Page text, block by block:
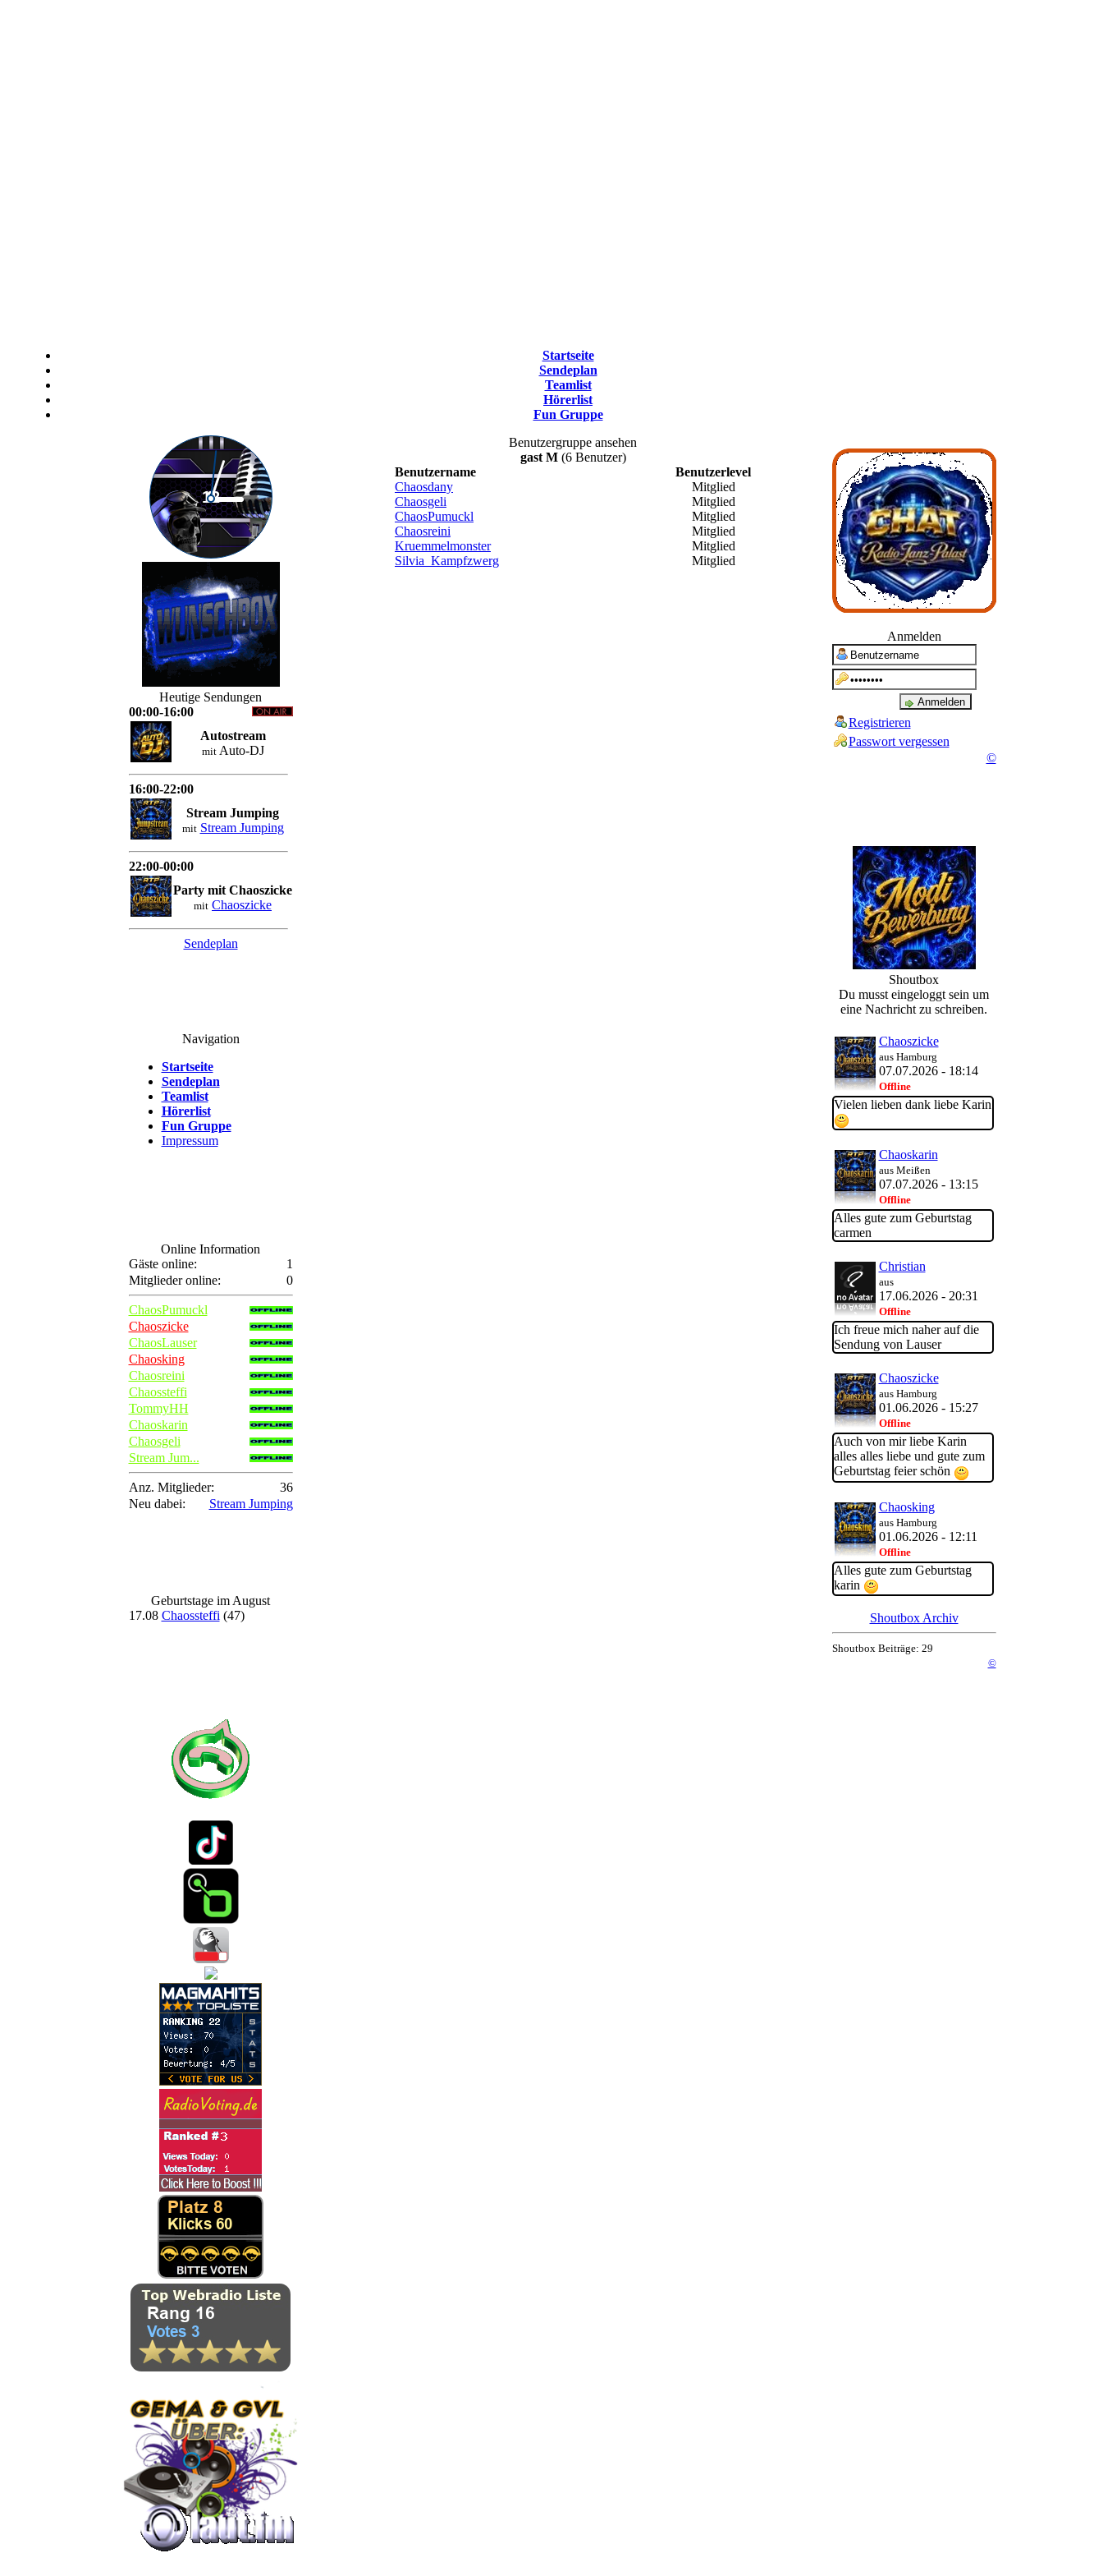
Startseite
Sendeplan
Teamlist
Hörerlist
Fun Gruppe
Heutige Sendungen
00:00-16:00
Autostream
mitAuto-DJ
16:00-22:00
Stream Jumping
mit Stream Jumping
22:00-00:00
Party mit Chaoszicke
mit Chaoszicke
Sendeplan
Navigation
Startseite
Sendeplan
Teamlist
Hörerlist
Fun Gruppe
Impressum
Online Information
Gäste online:
1
Mitglieder online:
0
ChaosPumuckl
Chaoszicke
ChaosLauser
Chaosking
Chaosreini
Chaossteffi
TommyHH
Chaoskarin
Chaosgeli
Stream Jum...
Anz. Mitglieder:
36
Neu dabei:
Stream Jumping
Geburtstage im August
17.08 Chaossteffi (47)
Benutzergruppe ansehen
gast M(6 Benutzer)
Benutzername
Benutzerlevel
Chaosdany
Mitglied
Chaosgeli
Mitglied
ChaosPumuckl
Mitglied
Chaosreini
Mitglied
Kruemmelmonster
Mitglied
Silvia_Kampfzwerg
Mitglied
Anmelden
Registrieren
Passwort vergessen
©
Shoutbox
Du musst eingeloggt sein um
eine Nachricht zu schreiben.
Chaoszicke
aus Hamburg
07.07.2026 - 18:14
Offline
Vielen lieben dank liebe Karin
Chaoskarin
aus Meißen
07.07.2026 - 13:15
Offline
Alles gute zum Geburtstag
carmen
Christian
aus
17.06.2026 - 20:31
Offline
Ich freue mich naher auf die
Sendung von Lauser
Chaoszicke
aus Hamburg
01.06.2026 - 15:27
Offline
Auch von mir liebe Karin
alles alles liebe und gute zum
Geburtstag feier schön
Chaosking
aus Hamburg
01.06.2026 - 12:11
Offline
Alles gute zum Geburtstag
karin
Shoutbox Archiv
Shoutbox Beiträge: 29
©